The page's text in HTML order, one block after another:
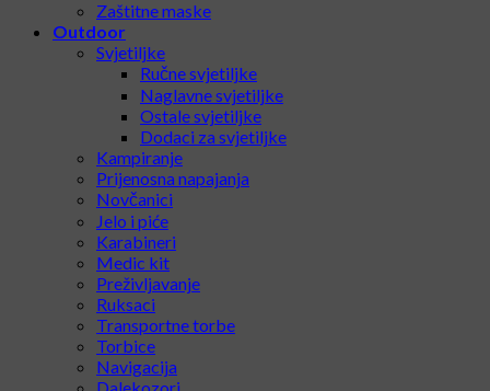
Zaštitne maske
Outdoor
Svjetiljke
Ručne svjetiljke
Naglavne svjetiljke
Ostale svjetiljke
Dodaci za svjetiljke
Kampiranje
Prijenosna napajanja
Novčanici
Jelo i piće
Karabineri
Medic kit
Preživljavanje
Ruksaci
Transportne torbe
Torbice
Navigacija